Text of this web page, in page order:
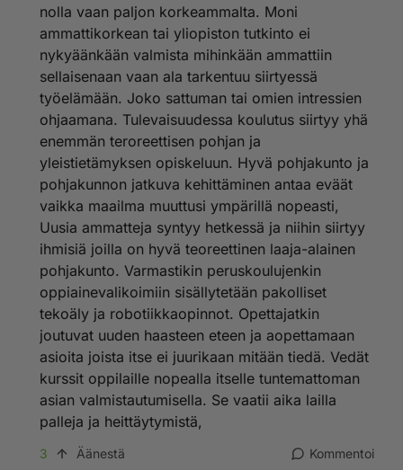
nolla vaan paljon korkeammalta. Moni
ammattikorkean tai yliopiston tutkinto ei
nykyäänkään valmista mihinkään ammattiin
sellaisenaan vaan ala tarkentuu siirtyessä
työelämään. Joko sattuman tai omien intressien
ohjaamana. Tulevaisuudessa koulutus siirtyy yhä
enemmän teroreettisen pohjan ja
yleistietämyksen opiskeluun. Hyvä pohjakunto ja
pohjakunnon jatkuva kehittäminen antaa eväät
vaikka maailma muuttusi ympärillä nopeasti,
Uusia ammatteja syntyy hetkessä ja niihin siirtyy
ihmisiä joilla on hyvä teoreettinen laaja-alainen
pohjakunto. Varmastikin peruskoulujenkin
oppiainevalikoimiin sisällytetään pakolliset
tekoäly ja robotiikkaopinnot. Opettajatkin
joutuvat uuden haasteen eteen ja aopettamaan
asioita joista itse ei juurikaan mitään tiedä. Vedät
kurssit oppilaille nopealla itselle tuntemattoman
asian valmistautumisella. Se vaatii aika lailla
palleja ja heittäytymistä,
3 Äänestä Kommentoi